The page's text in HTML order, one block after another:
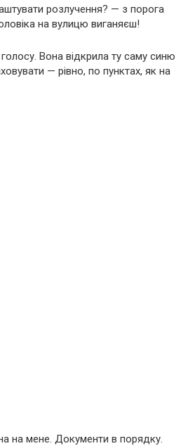
розлучення? — з порога
на вулицю виганяєш!
Вона відкрила ту саму синю
— рівно, по пунктах, як на
на мене. Документи в порядку.